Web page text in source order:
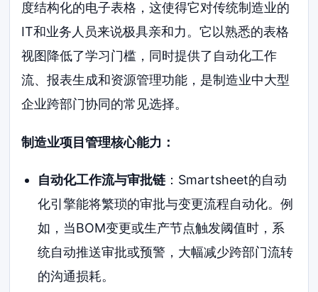
度结构化的电子表格，这使得它对传统制造业的
IT和业务人员来说极具亲和力。它以熟悉的表格
视图降低了学习门槛，同时提供了自动化工作
流、报表生成和资源管理功能，是制造业中大型
企业跨部门协同的常见选择。
制造业项目管理核心能力：
自动化工作流与审批链：Smartsheet的自动
化引擎能将繁琐的审批与变更流程自动化。例
如，当BOM变更或生产节点触发阈值时，系
统自动推送审批或预警，大幅减少跨部门流转
的沟通损耗。